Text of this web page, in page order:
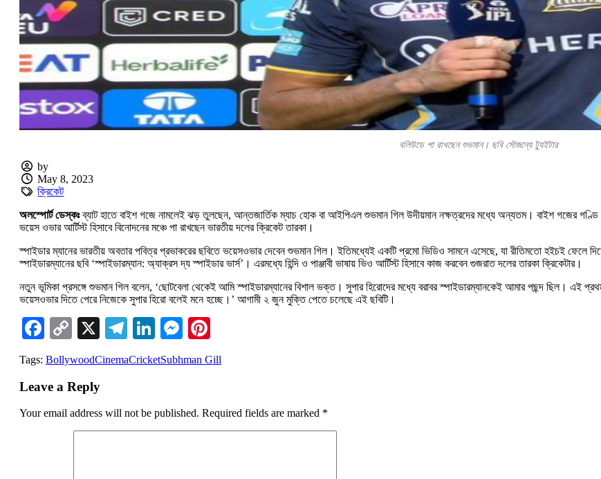
বলিউডে পা রাখছেন শুভমান। ছবি সৌজন্যে ট্যুইটার
by
May 8, 2023
ক্রিকেট
অলস্পোর্ট ডেস্কঃব্যাট হাতে বাইশ গজে নামলেই ঝড় তুলছেন, আন্তজার্তিক ম্যাচ হোক বা আইপিএল শুভমান গিল উদীয়মান নক্ষত্রদের মধ্যে অন্যতম। বাইশ গজের গণ্ডি
ভয়েস ওভার আর্টিস্ট হিসাবে বিনোদনের মঞ্চে পা রাখছেন ভারতীয় দলের ক্রিকেট তারকা।
স্পাইডার ম্যানের ভারতীয় অবতার পবিত্র প্রভাকরের ছবিতে ভয়েসওভার দেবেন শুভমান গিল। ইতিমধ্যেই একটি প্রমো ভিডিও সামনে এসেছে, যা রীতিমতো হইচই ফেলে
স্পাইডারম্যানের ছবি ‘স্পাইডারম্যান: অ্যাক্রস দ্য স্পাইডার ভার্স’। এরমধ্যে হিন্দি ও পাঞ্জাবী ভাষায় ভিও আর্টিস্ট হিসাবে কাজ করবেন গুজরাত দলের তারকা ক্রিকেটার।
নতুন ভূমিকা প্রসঙ্গে শুভমান গিল বলেন, ‘ছোটবেলা থেকেই আমি স্পাইডারম্যানের বিশাল ভক্ত। সুপার হিরোদের মধ্যে বরাবর স্পাইডারম্যানকেই আমার পছন্দ ছিল। এই
ভয়েসওভার দিতে পেরে নিজেকে সুপার হিরো বলেই মনে হচ্ছে।’ আগামী ২ জুন মুক্তি পেতে চলেছে এই ছবিটি।
Facebook
Copy
Link
X Telegram
LinkedIn
Messenger
Tags: BollywoodCinemaCricketSubhman Gill
Leave a Reply
Your email address will not be published. Required fields are marked *